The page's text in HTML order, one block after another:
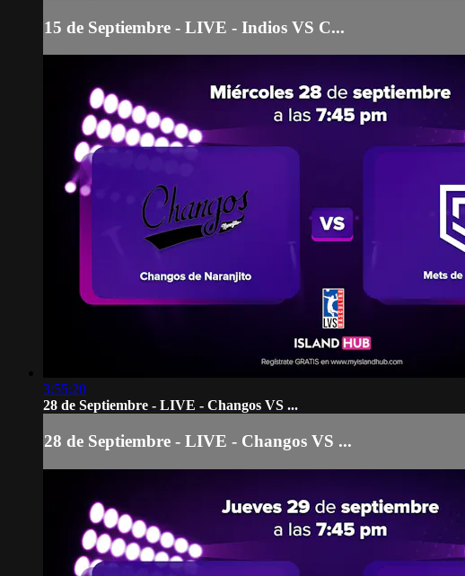
15 de Septiembre - LIVE - Indios VS C...
3:55:20
28 de Septiembre - LIVE - Changos VS ...
28 de Septiembre - LIVE - Changos VS ...